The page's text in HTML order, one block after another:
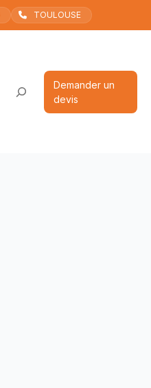
TOULOUSE
Demander un
devis